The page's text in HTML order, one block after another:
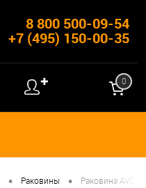
8 800 500-09-54
+7 (495) 150-00-35
✚ 0
• Раковины • Раковина AVS